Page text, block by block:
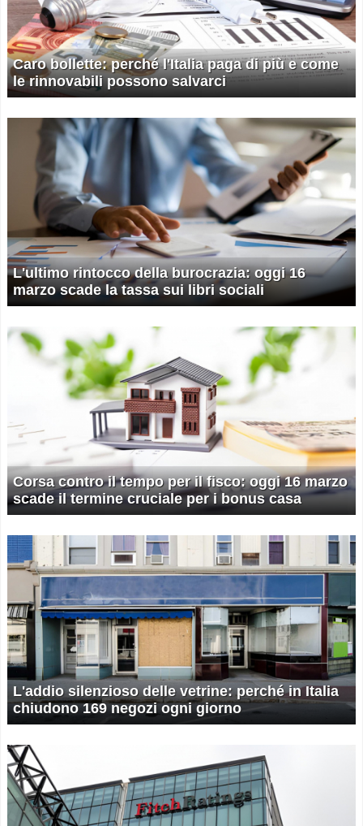
Caro bollette: perché l'Italia paga di più e come
le rinnovabili possono salvarci
L'ultimo rintocco della burocrazia: oggi 16
marzo scade la tassa sui libri sociali
Corsa contro il tempo per il fisco: oggi 16 marzo
scade il termine cruciale per i bonus casa
L'addio silenzioso delle vetrine: perché in Italia
chiudono 169 negozi ogni giorno